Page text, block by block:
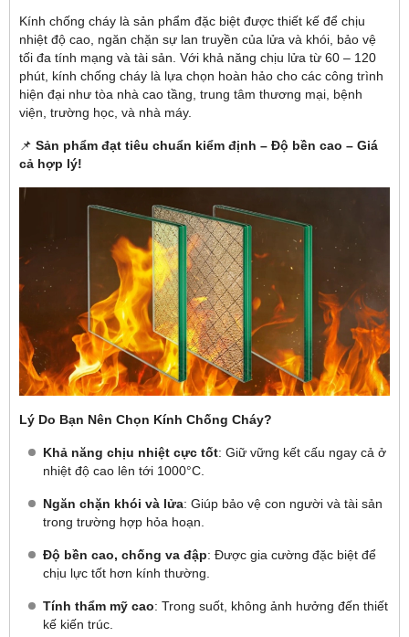
Kính chống cháy là sản phẩm đặc biệt được thiết kế để chịu
nhiệt độ cao, ngăn chặn sự lan truyền của lửa và khói, bảo vệ
tối đa tính mạng và tài sản. Với khả năng chịu lửa từ 60 – 120
phút, kính chống cháy là lựa chọn hoàn hảo cho các công trình
hiện đại như tòa nhà cao tầng, trung tâm thương mại, bệnh
viện, trường học, và nhà máy.
📌 Sản phẩm đạt tiêu chuẩn kiểm định – Độ bền cao – Giá
cả hợp lý!
Lý Do Bạn Nên Chọn Kính Chống Cháy?
Khả năng chịu nhiệt cực tốt: Giữ vững kết cấu ngay cả ở
nhiệt độ cao lên tới 1000°C.
Ngăn chặn khói và lửa: Giúp bảo vệ con người và tài sản
trong trường hợp hỏa hoạn.
Độ bền cao, chống va đập: Được gia cường đặc biệt để
chịu lực tốt hơn kính thường.
Tính thẩm mỹ cao: Trong suốt, không ảnh hưởng đến thiết
kế kiến trúc.